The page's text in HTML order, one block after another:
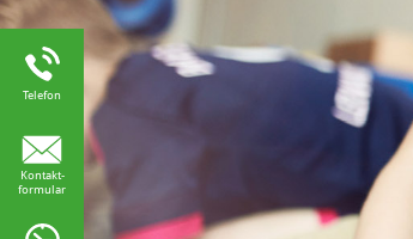
Telefon
Kontakt-
formular